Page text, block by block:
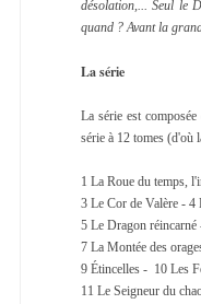
désolation,... Seul le
quand ? Avant la
La série
La série est
série à 12 tomes (d'où
1 La Roue du temps,
3 Le Cor de Valère - 4
5 Le Dragon
7 La Montée des
9 Étincelles - 10 Les
11 Le Seigneur du